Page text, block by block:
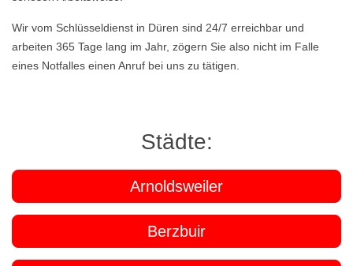
Wir vom Schlüsseldienst in Düren sind 24/7 erreichbar und
arbeiten 365 Tage lang im Jahr, zögern Sie also nicht im Falle
eines Notfalles einen Anruf bei uns zu tätigen.
Städte:
Arnoldsweiler
Berzbuir